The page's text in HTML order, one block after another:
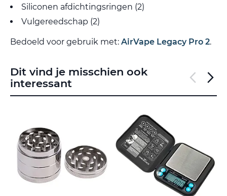
Siliconen afdichtingsringen (2)
Vulgereedschap (2)
Bedoeld voor gebruik met: AirVape Legacy Pro 2.
Dit vind je misschien ook
interessant